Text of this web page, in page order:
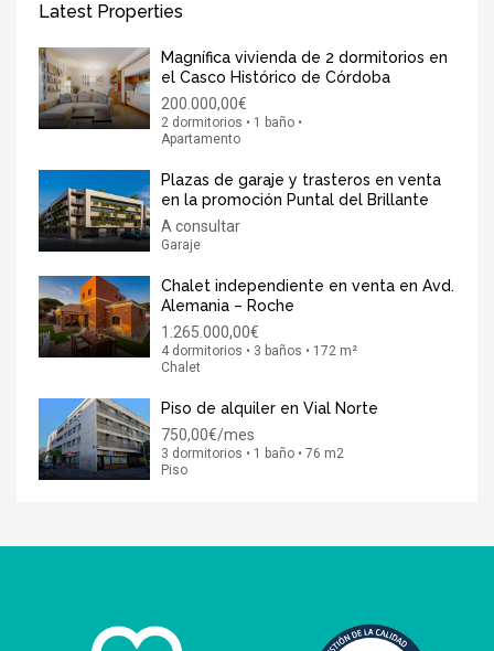
Latest Properties
Magnífica vivienda de 2 dormitorios en
el Casco Histórico de Córdoba
200.000,00€
2 dormitorios • 1 baño •
Apartamento
Plazas de garaje y trasteros en venta
en la promoción Puntal del Brillante
A consultar
Garaje
Chalet independiente en venta en Avd.
Alemania – Roche
1.265.000,00€
4 dormitorios • 3 baños • 172 m²
Chalet
Piso de alquiler en Vial Norte
750,00€/mes
3 dormitorios • 1 baño • 76 m2
Piso